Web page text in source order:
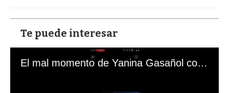
Te puede interesar
El mal momento de Yanina Gasañol con un hincha argentino en "Subrayado"